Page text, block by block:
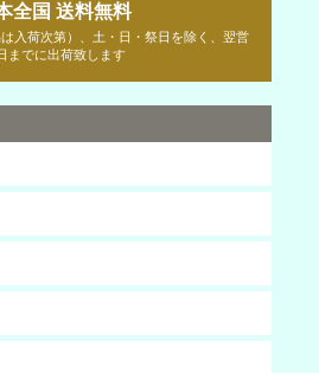
全国 送料無料
入荷次第）、土・日・祭日を除く、翌営
までに出荷致します